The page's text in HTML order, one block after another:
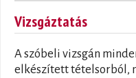
Vizsgáztatás
A szóbeli vizsgán
elkészített tételsorból,